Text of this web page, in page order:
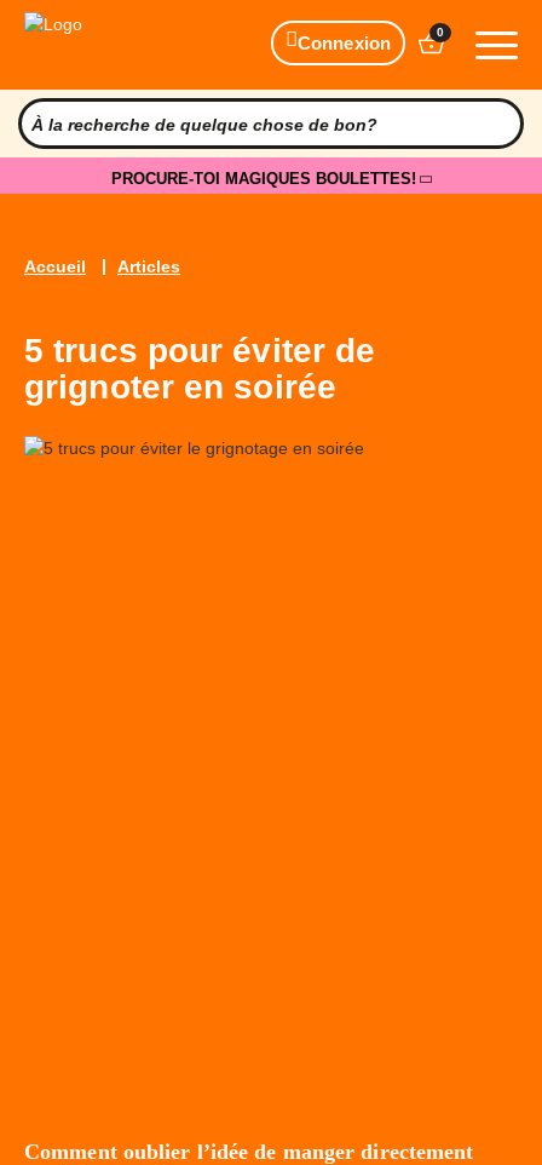
Connexion
0
PROCURE-TOI MAGIQUES BOULETTES!
Accueil Articles
5 trucs pour éviter de
grignoter en soirée
Comment oublier l’idée de manger directement